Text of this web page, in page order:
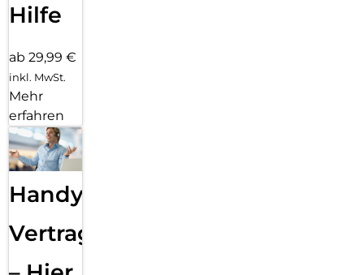
Hilfe
ab 29,99 €
inkl. MwSt.
Mehr
erfahren
Handy
Vertragsabwicklung